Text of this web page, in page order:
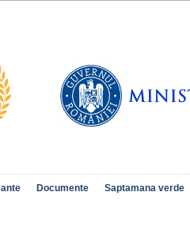
Documente Saptamana verde